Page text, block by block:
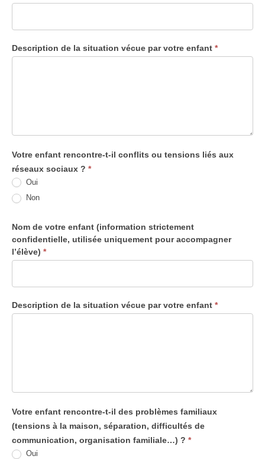
Description de la situation vécue par votre enfant *
Votre enfant rencontre-t-il conflits ou tensions liés aux
réseaux sociaux ? *
Oui
Non
Nom de votre enfant (information strictement
confidentielle, utilisée uniquement pour accompagner
l’élève) *
Description de la situation vécue par votre enfant *
Votre enfant rencontre-t-il des problèmes familiaux
(tensions à la maison, séparation, difficultés de
communication, organisation familiale…) ? *
Oui